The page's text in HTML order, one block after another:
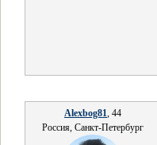
Alexbog81, 44
Россия, Санкт-Петербург